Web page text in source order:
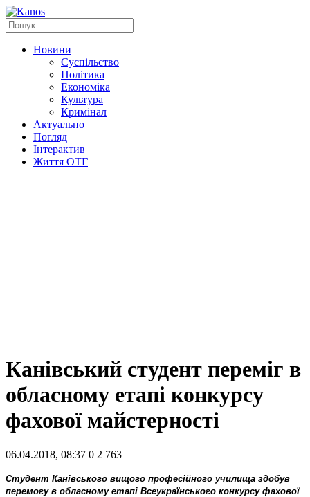
Новини
Суспільство
Політика
Економіка
Культура
Кримінал
Актуально
Погляд
Інтерактив
Життя ОТГ
Канівський студент переміг в
обласному етапі конкурсу
фахової майстерності
06.04.2018, 08:37 0 2 763
Студент Канівського вищого професійного училища здобув
перемогу в обласному етапі Всеукраїнського конкурсу фахової